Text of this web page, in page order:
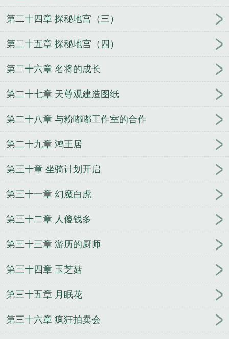
第二十四章 探秘地宫（三）
第二十五章 探秘地宫（四）
第二十六章 名将的成长
第二十七章 天尊观建造图纸
第二十八章 与粉嘟嘟工作室的合作
第二十九章 鸿王居
第三十章 坐骑计划开启
第三十一章 幻魔白虎
第三十二章 人傻钱多
第三十三章 游历的厨师
第三十四章 玉芝菇
第三十五章 月眠花
第三十六章 疯狂拍卖会